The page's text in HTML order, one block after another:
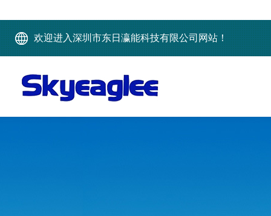
欢迎进入深圳市东日瀛能科技有限公司网站！